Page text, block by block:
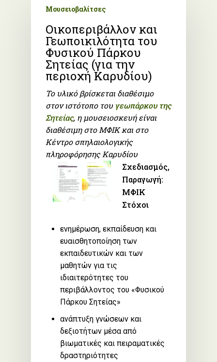
Μουσειοβαλίτσες
Οικοπεριβάλλον και
Γεωποικιλότητα του
Φυσικού Πάρκου
Σητείας (για την
περιοχή Καρυδίου)
Το υλικό βρίσκεται διαθέσιμο
στον ιστότοπο του γεωπάρκου της
Σητείας, η μουσειοσκευή είναι
διαθέσιμη στο ΜΦΙΚ και στο
Κέντρο σπηλαιολογικής
πληροφόρησης Καρυδίου
Σχεδιασμός,
Παραγωγή:
ΜΦΙΚ
Στόχοι
ενημέρωση, εκπαίδευση και
ευαισθητοποίηση των
εκπαιδευτικών και των
μαθητών για τις
ιδιαιτερότητες του
περιβάλλοντος του «Φυσικού
Πάρκου Σητείας»
ανάπτυξη γνώσεων και
δεξιοτήτων μέσα από
βιωματικές και πειραματικές
δραστηριότητες